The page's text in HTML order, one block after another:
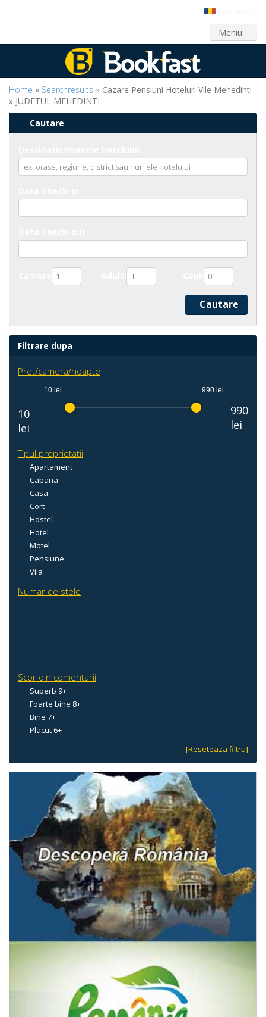
Meniu
Home » Searchresults » Cazare Pensiuni Hoteluri Vile Mehedinti
» JUDETUL MEHEDINTI
Cautare
1 1 0
Filtrare dupa
Pret/camera/noapte
10
lei
10 lei 990 lei
990
lei
Tipul proprietatii
Apartament
Cabana
Casa
Cort
Hostel
Hotel
Motel
Pensiune
Vila
Numar de stele
Scor din comentarii
Superb 9+
Foarte bine 8+
Bine 7+
Placut 6+
[Reseteaza filtru]